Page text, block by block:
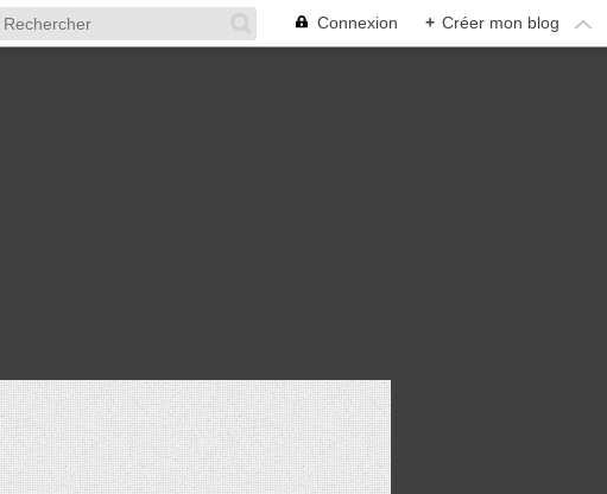
Connexion + Créer mon blog